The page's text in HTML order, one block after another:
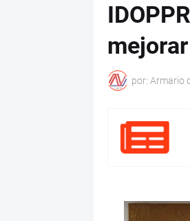
por: Armario